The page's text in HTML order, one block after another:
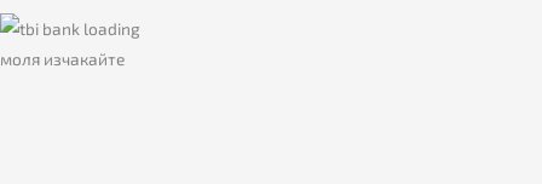
моля изчакайте